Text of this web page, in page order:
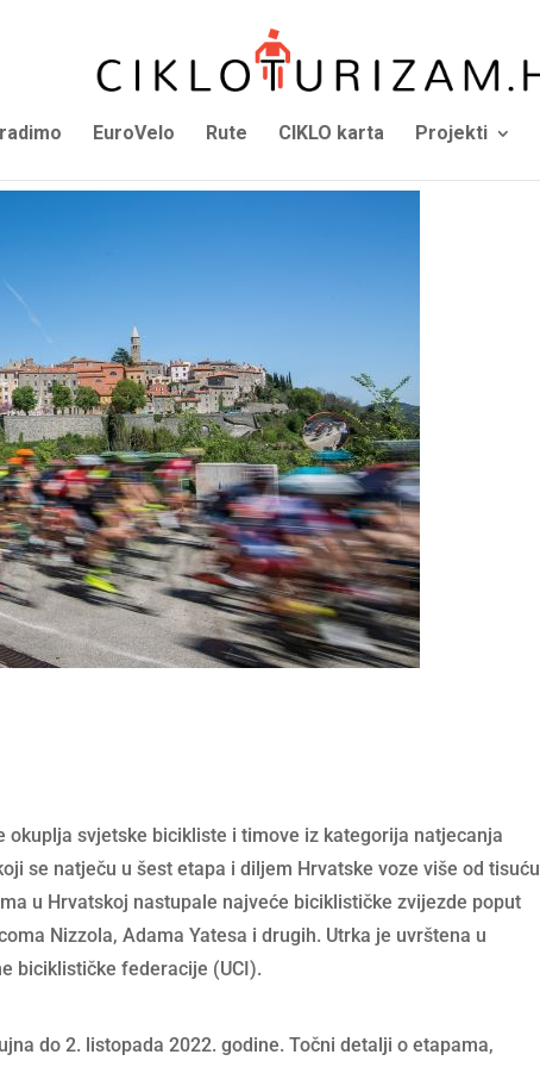
EuroVelo Rute CIKLO karta Projekti
okuplja svjetske bicikliste i timove iz kategorija natjecanja
se natječu u šest etapa i diljem Hrvatske voze više od tisuću
u Hrvatskoj nastupale najveće biciklističke zvijezde poput
Nizzola, Adama Yatesa i drugih. Utrka je uvrštena u
biciklističke federacije (UCI).
do 2. listopada 2022. godine. Točni detalji o etapama,